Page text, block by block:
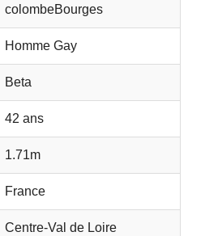
colombeBourges
Homme Gay
Beta
42 ans
1.71m
France
Centre-Val de Loire